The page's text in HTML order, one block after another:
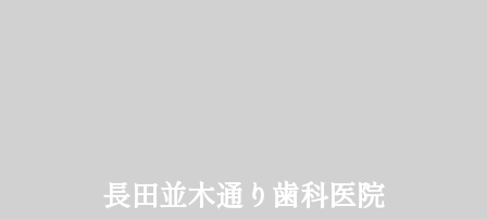
長田並木通り歯科医院